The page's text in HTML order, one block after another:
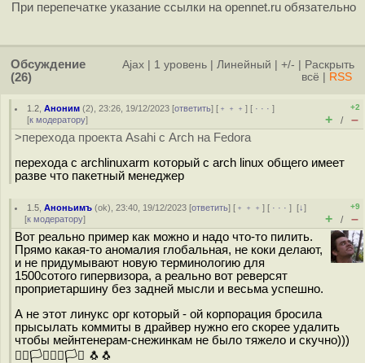
При перепечатке указание ссылки на opennet.ru обязательно
Обсуждение
(26)
Ajax 1 уровень Линейный +/-
Раскрыть
всё
RSS
1.2 ,Аноним (2), 23:26, 19/12/2023 [ответить] [ ﹢﹢﹢] [ · · ·]
[к модератору]
+2
+ / –
>перехода проекта Asahi с Arch на Fedora
перехода с archlinuxarm который с arch linux общего имеет
разве что пакетный менеджер
1.5 ,Аноньимъ (ok), 23:40, 19/12/2023 [ответить] [ ﹢﹢﹢] [ · · ·][↓]
[к модератору]
+9
+ / –
Вот реально пример как можно и надо что-то пилить.
Прямо какая-то аномалия глобальная, не коки делают,
и не придумывают новую терминологию для
1500сотого гипервизора, а реально вот реверсят
проприетаршину без задней мысли и весьма успешно.
А не этот линукс орг который - ой корпорация бросила
прысылать коммиты в драйвер нужно его скорее удалить
чтобы мейнтенерам-снежинкам не было тяжело и скучно)))
🏳️‍🌈🏳️‍⚧️🏳️‍🌈🏳️‍⚧️ 🐧🐧